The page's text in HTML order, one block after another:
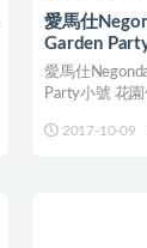
愛馬仕
Garden
扣
愛馬仕
Party小號 花
2017-10-09